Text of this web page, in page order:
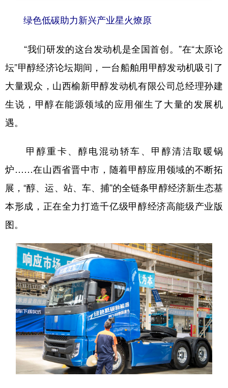
绿色低碳助力新兴产业星火燎原
“我们研发的这台发动机是全国首创。”在“太原论
坛”甲醇经济论坛期间，一台船舶用甲醇发动机吸引了
大量观众，山西榆新甲醇发动机有限公司总经理孙建
生说，甲醇在能源领域的应用催生了大量的发展机
遇。
甲醇重卡、醇电混动轿车、甲醇清洁取暖锅
炉……在山西省晋中市，随着甲醇应用领域的不断拓
展，“醇、运、站、车、捕”的全链条甲醇经济新生态基
本形成，正在全力打造千亿级甲醇经济高能级产业版
图。